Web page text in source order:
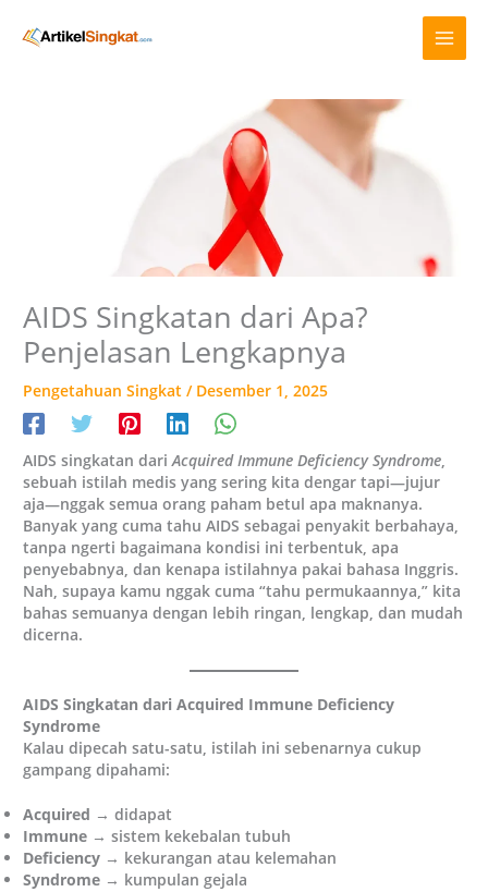
konten
r
AIDS Singkatan dari Apa?
Penjelasan Lengkapnya
Pengetahuan Singkat / Desember 1, 2025
AIDS singkatan dariAcquired Immune Deficiency Syndrome
sebuah istilah medis yang sering kita dengar tapi—jujur
aja—nggak semua orang paham betul apa maknanya.
Banyak yang cuma tahu AIDS sebagai penyakit berbahaya,
tanpa ngerti bagaimana kondisi ini terbentuk, apa
penyebabnya, dan kenapa istilahnya pakai bahasa Inggris.
Nah, supaya kamu nggak cuma “tahu permukaannya,” kita
bahas semuanya dengan lebih ringan, lengkap, dan mudah
dicerna.
AIDS Singkatan dari Acquired Immune Deficiency
Syndrome
Kalau dipecah satu-satu, istilah ini sebenarnya cukup
gampang dipahami:
Acquired → didapat
Immune → sistem kekebalan tubuh
Deficiency → kekurangan atau kelemahan
Syndrome → kumpulan gejala